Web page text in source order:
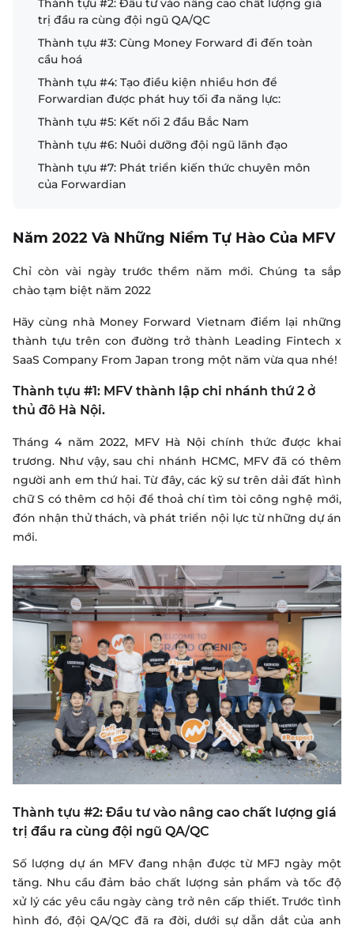
Thành tựu #2: Đầu tư vào nâng cao chất lượng giá
trị đầu ra cùng đội ngũ QA/QC
Thành tựu #3: Cùng Money Forward đi đến toàn
cầu hoá
Thành tựu #4: Tạo điều kiện nhiều hơn để
Forwardian được phát huy tối đa năng lực:
Thành tựu #5: Kết nối 2 đầu Bắc Nam
Thành tựu #6: Nuôi dưỡng đội ngũ lãnh đạo
Thành tựu #7: Phát triển kiến thức chuyên môn
của Forwardian
Năm 2022 Và Những Niềm Tự Hào Của MFV
Chỉ còn vài ngày trước thềm năm mới. Chúng ta sắp
chào tạm biệt năm 2022
Hãy cùng nhà Money Forward Vietnam điểm lại những
thành tựu trên con đường trở thành Leading Fintech x
SaaS Company From Japan trong một năm vừa qua nhé!
Thành tựu #1: MFV thành lập chi nhánh thứ 2 ở
thủ đô Hà Nội.
Tháng 4 năm 2022, MFV Hà Nội chính thức được khai
trương. Như vậy, sau chi nhánh HCMC, MFV đã có thêm
người anh em thứ hai. Từ đây, các kỹ sư trên dải đất hình
chữ S có thêm cơ hội để thoả chí tìm tòi công nghệ mới,
đón nhận thử thách, và phát triển nội lực từ những dự án
mới.
Thành tựu #2: Đầu tư vào nâng cao chất lượng giá
trị đầu ra cùng đội ngũ QA/QC
Số lượng dự án MFV đang nhận được từ MFJ ngày một
tăng. Nhu cầu đảm bảo chất lượng sản phẩm và tốc độ
xử lý các yêu cầu ngày càng trở nên cấp thiết. Trước tình
hình đó, đội QA/QC đã ra đời, dưới sự dẫn dắt của anh